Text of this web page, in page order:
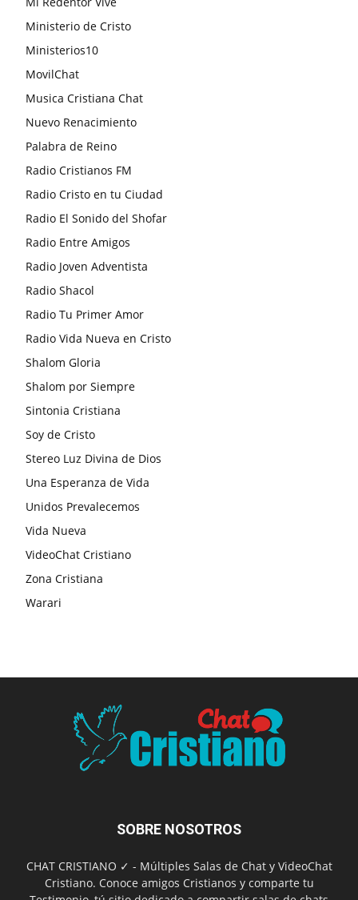
Ministerio de Cristo
Ministerios10
MovilChat
Musica Cristiana Chat
Nuevo Renacimiento
Palabra de Reino
Radio Cristianos FM
Radio Cristo en tu Ciudad
Radio El Sonido del Shofar
Radio Entre Amigos
Radio Joven Adventista
Radio Shacol
Radio Tu Primer Amor
Radio Vida Nueva en Cristo
Shalom Gloria
Shalom por Siempre
Sintonia Cristiana
Soy de Cristo
Stereo Luz Divina de Dios
Una Esperanza de Vida
Unidos Prevalecemos
Vida Nueva
VideoChat Cristiano
Zona Cristiana
Warari
SOBRE NOSOTROS
CHAT CRISTIANO ✓ - Múltiples Salas de Chat y VideoChat
Cristiano. Conoce amigos Cristianos y comparte tu